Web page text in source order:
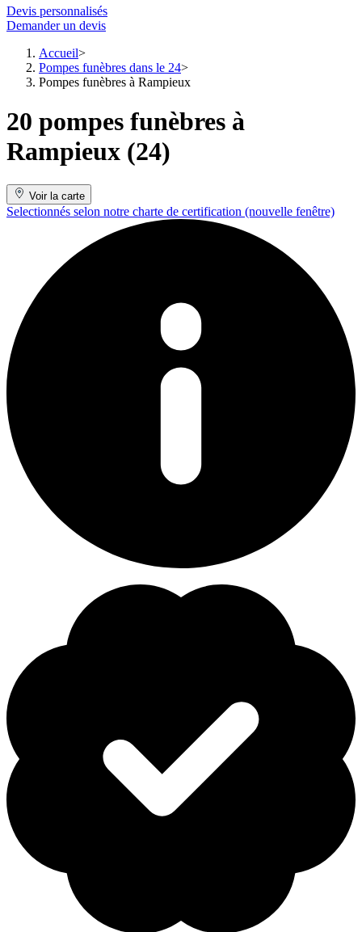
Devis personnalisés
Demander un devis
Accueil
Pompes funèbres dans le 24
Pompes funèbres à Rampieux
20 pompes funèbres à
Rampieux (24)
Voir la carte
Selectionnés selon notre charte de certification (nouvelle fenêtre)